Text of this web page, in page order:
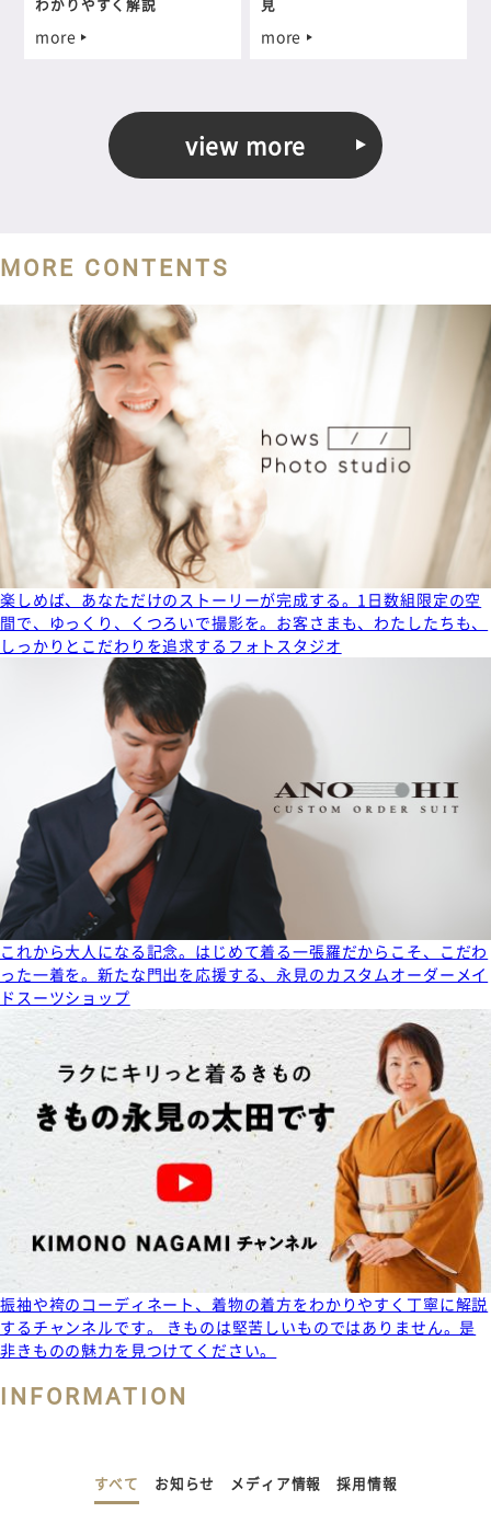
more more
view more
MORE CONTENTS
楽しめば、あなただけのストーリーが完成する。1日数組限定の空
間で、ゆっくり、くつろいで撮影を。お客さまも、わたしたちも、
しっかりとこだわりを追求するフォトスタジオ
これから大人になる記念。はじめて着る一張羅だからこそ、こだわ
った一着を。新たな門出を応援する、永見のカスタムオーダーメイ
ドスーツショップ
振袖や袴のコーディネート、着物の着方をわかりやすく丁寧に解説
するチャンネルです。 きものは堅苦しいものではありません。是
非きものの魅力を見つけてください。
INFORMATION
すべて お知らせ メディア情報 採用情報